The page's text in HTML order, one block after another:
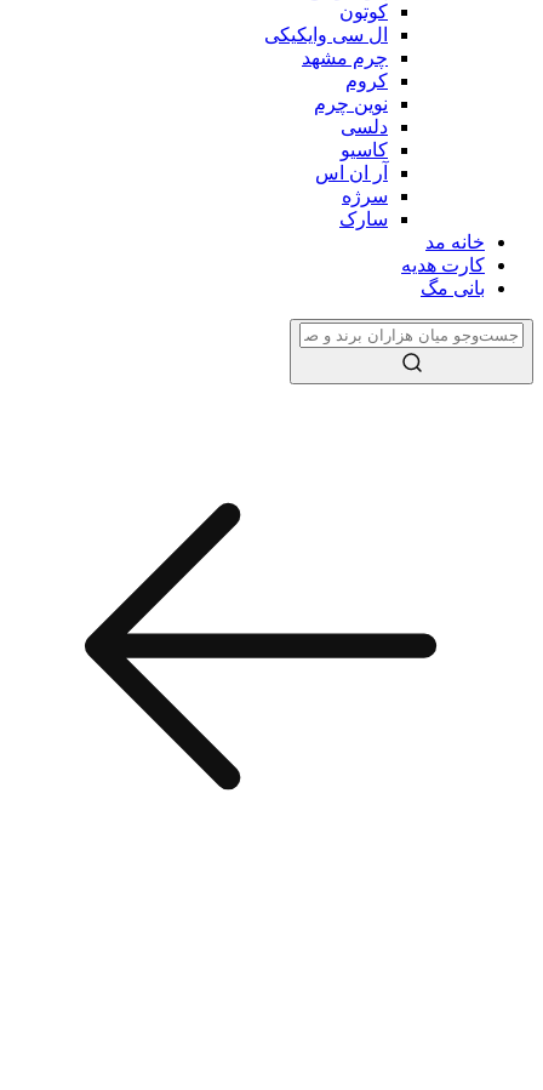
کوتون
ال سی وایکیکی
چرم مشهد
کروم
نوین چرم
دلسی
کاسیو
آر ان اس
سرژه
سارک
خانه مد
کارت هدیه
بانی مگ